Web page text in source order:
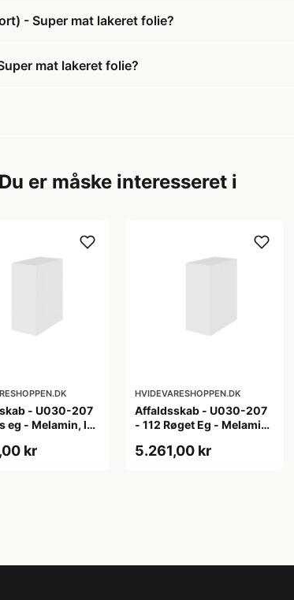
- Super mat lakeret folie?
mat lakeret folie?
Du er måske interesseret i
- U030-207
eg - Melamin, lys
kr
HVIDEVARESHOPPEN.DK
Affaldsskab - U030-207
- 112 Røget Eg - Melamin,
5.261,00 kr